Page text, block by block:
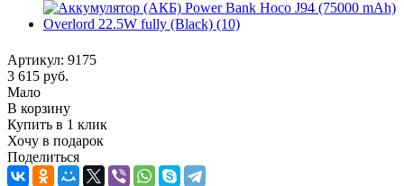
Артикул: 9175
3 615 руб.
Мало
В корзину
Купить в 1 клик
Хочу в подарок
Поделиться